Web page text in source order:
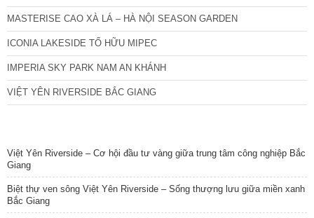
MASTERISE CAO XÀ LÁ – HÀ NỘI SEASON GARDEN
ICONIA LAKESIDE TỐ HỮU MIPEC
IMPERIA SKY PARK NAM AN KHÁNH
VIỆT YÊN RIVERSIDE BẮC GIANG
Việt Yên Riverside – Cơ hội đầu tư vàng giữa trung tâm công nghiệp Bắc
Giang
Biệt thự ven sông Việt Yên Riverside – Sống thượng lưu giữa miền xanh
Bắc Giang